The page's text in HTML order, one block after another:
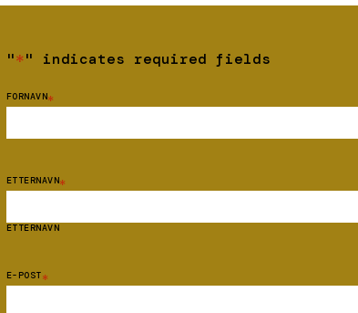
"*" indicates required fields
FORNAVN*
ETTERNAVN*
ETTERNAVN
E-POST*